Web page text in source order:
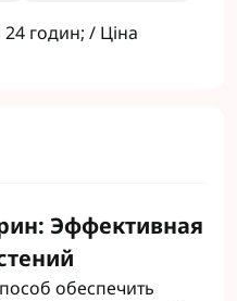
годин; / Ціна
Эффективная
обеспечить